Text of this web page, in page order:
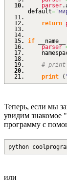
parser.
default=
return
if __name__
parser
# print
print
(
Теперь, если мы
увидим знакомое
программу с
python
или